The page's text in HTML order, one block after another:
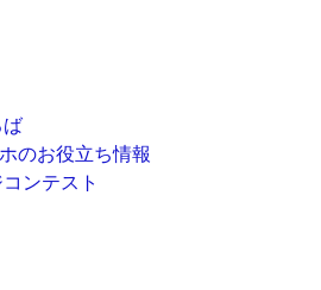
ば
のお役立ち情報
ンテスト